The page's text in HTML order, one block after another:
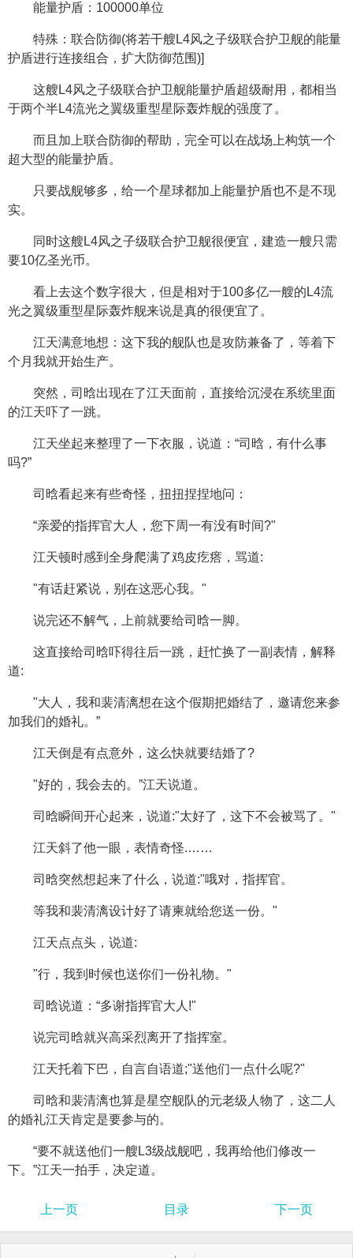
能量护盾：100000单位
特殊：联合防御(将若干艘L4风之子级联合护卫舰的能量
护盾进行连接组合，扩大防御范围)]
这艘L4风之子级联合护卫舰能量护盾超级耐用，都相当
于两个半L4流光之翼级重型星际轰炸舰的强度了。
而且加上联合防御的帮助，完全可以在战场上构筑一个
超大型的能量护盾。
只要战舰够多，给一个星球都加上能量护盾也不是不现
实。
同时这艘L4风之子级联合护卫舰很便宜，建造一艘只需
要10亿圣光币。
看上去这个数字很大，但是相对于100多亿一艘的L4流
光之翼级重型星际轰炸舰来说是真的很便宜了。
江天满意地想：这下我的舰队也是攻防兼备了，等着下
个月我就开始生产。
突然，司晗出现在了江天面前，直接给沉浸在系统里面
的江天吓了一跳。
江天坐起来整理了一下衣服，说道：“司晗，有什么事
吗?”
司晗看起来有些奇怪，扭扭捏捏地问：
“亲爱的指挥官大人，您下周一有没有时间?"
江天顿时感到全身爬满了鸡皮疙瘩，骂道:
"有话赶紧说，别在这恶心我。"
说完还不解气，上前就要给司晗一脚。
这直接给司晗吓得往后一跳，赶忙换了一副表情，解释
道:
"大人，我和裴清漓想在这个假期把婚结了，邀请您来参
加我们的婚礼。”
江天倒是有点意外，这么快就要结婚了?
"好的，我会去的。”江天说道。
司晗瞬间开心起来，说道:"太好了，这下不会被骂了。"
江天斜了他一眼，表情奇怪.……
司晗突然想起来了什么，说道:"哦对，指挥官。
等我和裴清漓设计好了请柬就给您送一份。"
江天点点头，说道:
"行，我到时候也送你们一份礼物。"
司晗说道：“多谢指挥官大人!"
说完司晗就兴高采烈离开了指挥室。
江天托着下巴，自言自语道;"送他们一点什么呢?"
司晗和裴清漓也算是星空舰队的元老级人物了，这二人
的婚礼江天肯定是要参与的。
“要不就送他们一艘L3级战舰吧，我再给他们修改一
下。”江天一拍手，决定道。
上一页 目录 下一页